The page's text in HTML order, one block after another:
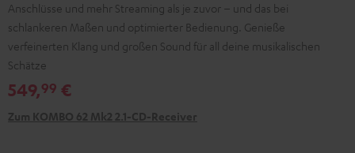
Anschlüsse und mehr Streaming als je zuvor – und das bei
schlankeren Maßen und optimierter Bedienung. Genieße
verfeinerten Klang und großen Sound für all deine musikalischen
Schätze
549,99 €
Zum KOMBO 62 Mk2 2.1-CD-Receiver